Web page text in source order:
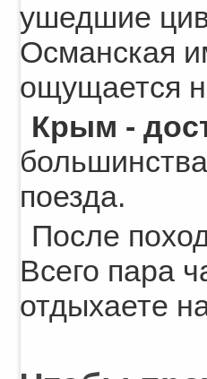
ушедшие
Османская
ощущается
Крым -
поезда.
После
Всего пара
отдыхаете